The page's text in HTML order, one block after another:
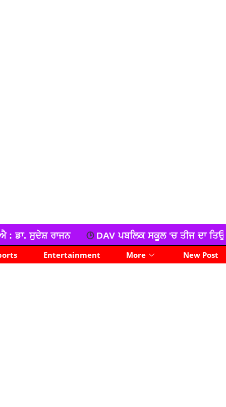
DAV ਪਬਲਿਕ ਸਕੂਲ 'ਚ ਤੀਜ ਦਾ ਤਿਉਹਾਰ ਧੂਮਧਾਮ ਅਤੇ
Entertainment More New Post